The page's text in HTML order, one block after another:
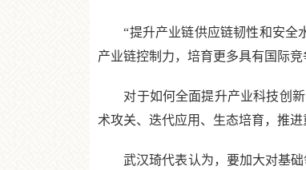
“提升产业链供应链韧性和安全水
产业链控制力，培育更多具有国际
对于如何全面提升产业科技创新
术攻关、迭代应用、生态培育，推进
武汉琦代表认为，要加大对基础